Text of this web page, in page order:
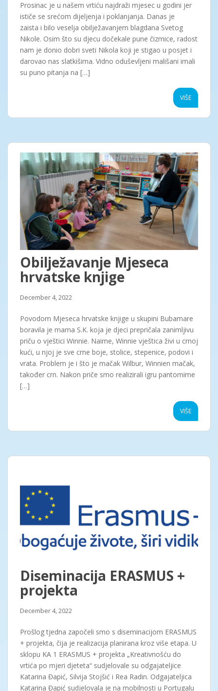
Prosinac je u našem vrtiću najdraži mjesec u godini jer
ističe se srećom dijeljenja i poklanjanja. Danas je
zaista i bilo veselja obilježavanjem blagdana Svetog
Nikole. Osim što su djecu dočekale pune čizmice, radost
nam je donio dobri sveti Nikola koji je stigao u posjet i
darovao nas slatkišima. Vidno oduševljeni mališani imali
su puno pitanja na […]
VIŠE
Obilježavanje Mjeseca
hrvatske knjige
December 4, 2022
Povodom Mjeseca hrvatske knjige u skupini Bubamare
boravila je mama S.K. koja je djeci prepričala zanimljivu
priču o vještici Winnie. Naime, Winnie vještica živi u crnoj
kući, u njoj je sve crne boje, stolice, stepenice, podovi i
vrata. Problem je i što je mačak Wilbur, Winnien mačak,
također crn. Nakon priče smo realizirali igru pantomime
[…]
VIŠE
Diseminacija ERASMUS +
projekta
December 4, 2022
Prošlog tjedna započeli smo s diseminacijom ERASMUS
+ projekta, čija je realizacija planirana kroz više etapa. U
sklopu KA 1 ERASMUS + projekta „Kreativnošću do
vrtića po mjeri djeteta“ sudjelovale su odgajateljice
Katarina Đapić, Silvija Stojšić i Rea Radin. Odgajateljica
Katarina Đapić sudjelovala je na mobilnosti u Portugalu